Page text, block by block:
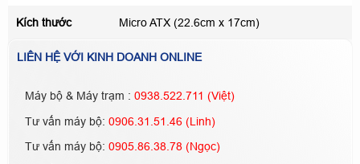
Kích thước Micro ATX (22.6cm x 17cm)
LIÊN HỆ VỚI KINH DOANH ONLINE
Máy bộ & Máy trạm : 0938.522.711 (Việt)
Tư vấn máy bộ: 0906.31.51.46 (Linh)
Tư vấn máy bộ: 0905.86.38.78 (Ngọc)